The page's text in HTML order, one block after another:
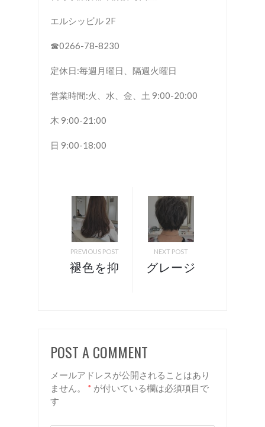
エルシッビル 2F
☎︎0266-78-8230
定休日:毎週月曜日、隔週火曜日
営業時間:火、水、金、土 9:00-20:00
木 9:00-21:00
日 9:00-18:00
PREVIOUS POST
褪色を抑
美容室
リアン
NEXT POST
グレージ
POST A COMMENT
メールアドレスが公開されることはあり
ません。
* が付いている欄は必須項目で
す